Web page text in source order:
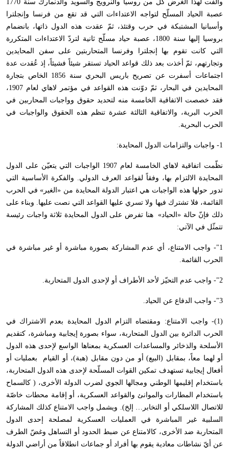
وأَلفت لهذا الغرض كلّ من روسيا والنرويج والسويد والدنمارك سنة 1770
عصبة الحياد المسلّح لتواجه الاعتداءات التي قد تقع من فرنسا وإنجلترا
وأسبانيا المشتبكة في حرب وقتئذ، ثمّ عقدت هذه الدول ذاتها، بانضمام
بروسيا إليها سنة 1800، عصبة حياد مسلّح ثانية لتردّ الاعتداءات المتكررة
التي كانت تقوم بها إنجلترا وفرنسا المتحاربتين على سفن المحايدين
وتجارتهم، ثمّ أخذت بعد ذلك قواعد الحياد تستقر شيئاً فشيئاً، إذ عُقدت عدة
اجتماعات أسفرت عن تصريح باريس البحري سنة 1856 الخاص بتجارة
المحايدين في البحار، ثمّ دوّنت هذه القواعد في مؤتمر لاهاي لعام 1907،
فقد خصصت الاتفاقية الخامسة منه لتحديد حقوق وواجبات المحاربين في
الحرب البرية، والاتفاقية الثالثة عشرة تنظم هذه الحقوق والواجبات في
الحرب البحرية.
1- واجبات والتزامات الدول المحايدة:
نظّمت اتفاقية لاهاي الخامسة لعام 1907 الواجبات التي يتعيّن على الدول
المحايدة الالتزام بها، وفقاً لقواعد العرف الدولي. والفكرة الأساسية التي
تدور حولها هذه الواجبات هي اعتبار الدولة المحايدة من «الغير» في الحرب
القائمة، فلا تشترك فيها ولا تسري عليها القواعد التي نصت عليها. وبناء على
ذلك فإنّ حالة «الحياد» هنا تفرض على الدول المحايدة ثلاثة واجبات رئيسة
تتمثّل في الآتي:
1"- واجب الامتناع، أي عدم المشاركة بصورة مباشرة أو غير مباشرة في
الحرب القائمة.
2"- واجب عدم التحيّز لأحد الأطراف أو لإحدى الدول المتحاربة.
3"- واجب الدفاع عن الحياد.
(1)- واجب الامتناع: ومقتضاه التزام الدول المحايدة بعدم الاشتراك في
الحرب الدائرة بين الدول المتحاربة، سواء بصورة إيجابية ومباشرة، كتقديم
الأسلحة والذخائر والمساعدات العسكرية بمعناها الواسع لإحدى هذه الدول
أو لهما معاً، بمقابل (البيع) أو من دون مقابل (هبة)، أو القيام بعمليات أو
أفعال إيجابية تستهدف تمكين القوات المسلّحة لإحدى هذه الدول المتحاربة،
باستخدام إقليمها الوطني ومجالها الجوي لضرب الدولة الأخرى، ( كالسماح
باستخدام المطارات والموانئ والقواعد العسكرية، أو إقامة محطات خاصّة
للاتصال اللاسلكي أو التخابر… إلخ). ويشمل واجب الامتناع كذلك المشاركة
السلبية غير المباشرة في العمليات العسكرية لمصلحة إحدى الدول
المتحاربة ضد الأخرى، كالامتناع عن ضبط الحدود أو التساهل وغضّ الطرف
عن أيّ نشاطات معادية يقوم بها أفراد أو جماعات انطلاقاً من أراضي الدولة